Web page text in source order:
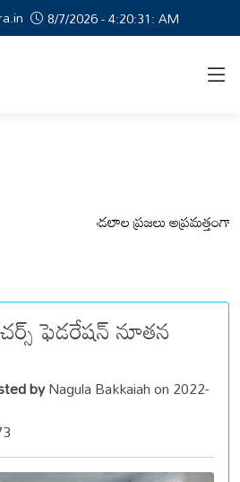
8/7/2026 - 4:20:32: AM
మండలాల ప్రజలు అప్రమత్తంగా
ఫెడరేషన్ నూతన
byNagula Bakkaiah on 2022-